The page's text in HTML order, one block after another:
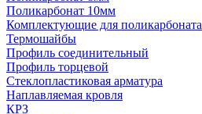
Поликарбонат 10мм
Комплектующие для поликарбоната
Термошайбы
Профиль соединительный
Профиль торцевой
Стеклопластиковая арматура
Наплавляемая кровля
КРЗ